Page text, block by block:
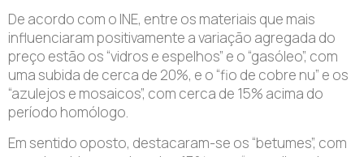
De acordo com o INE, entre os materiais que mais
influenciaram positivamente a variação agregada do
preço estão os “vidros e espelhos” e o “gasóleo”, com
uma subida de cerca de 20%, e o “fio de cobre nu” e os
“azulejos e mosaicos”, com cerca de 15% acima do
período homólogo.
Em sentido oposto, destacaram-se os “betumes”, com